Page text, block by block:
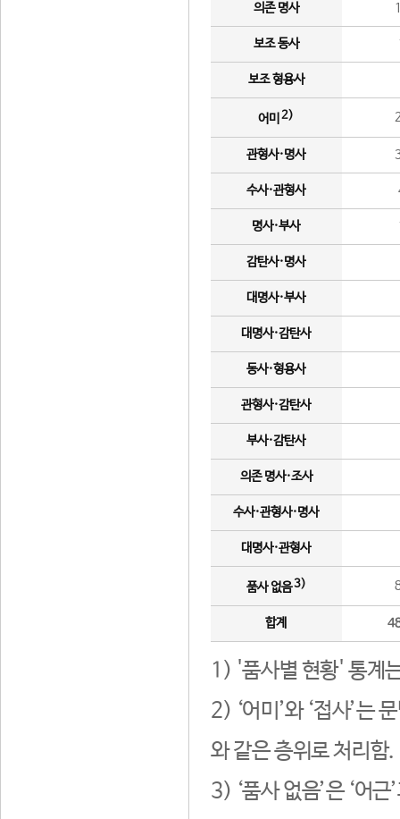
의존 명사
보조 동사
보조 형용사
어미 2)
관형사·명사
수사·관형사
명사·부사
감탄사·명사
대명사·부사
대명사·감탄사
동사·형용사
관형사·감탄사
부사·감탄사
의존 명사·조사
수사·관형사·명사
대명사·관형사
품사 없음3)
합계
1) '품사별 현황' 통계
2) ‘어미’와 ‘접사’는
와 같은 층위로 처리함.
3) ‘품사 없음’은 ‘어